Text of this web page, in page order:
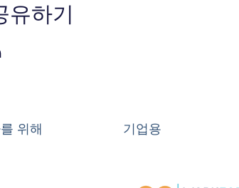
유하기
위해 기업용